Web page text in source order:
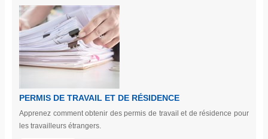
PERMIS DE TRAVAIL ET DE RÉSIDENCE
Apprenez comment obtenir des permis de travail et de résidence pour
les travailleurs étrangers.